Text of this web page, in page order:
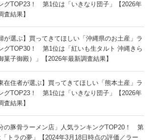
グTOP23！ 第1位は「いきなり団子」【2026年
査結果】
が選ぶ】買ってきてほしい「沖縄県のお土産」ラ
グTOP30！ 第1位は「紅いも生タルト 沖縄きら
菓子御殿）」【2026年最新調査結果】
在住者が選ぶ】買ってきてほしい「熊本土産」ラ
グTOP23！ 第1位は「いきなり団子」【2026年
査結果】
の豚骨ラーメン店」人気ランキングTOP20！ 第
「トラの夢」【2024年3月18日時点の評価／ラー